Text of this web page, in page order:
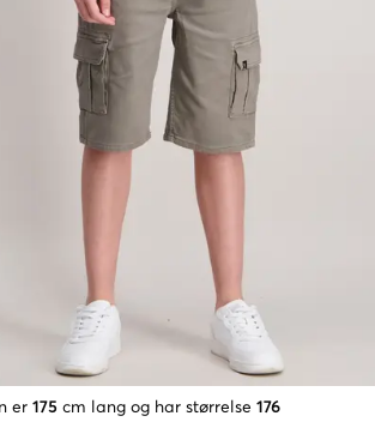
er 175 cm lang og har størrelse 176